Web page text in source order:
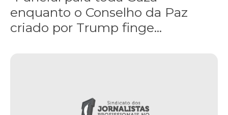
enquanto o Conselho da Paz
criado por Trump finge...